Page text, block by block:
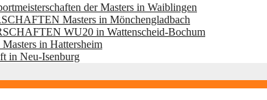
der Masters in Waiblingen
Masters in Mönchengladbach
WU20 in Wattenscheid-Bochum
in Hattersheim
in Neu-Isenburg